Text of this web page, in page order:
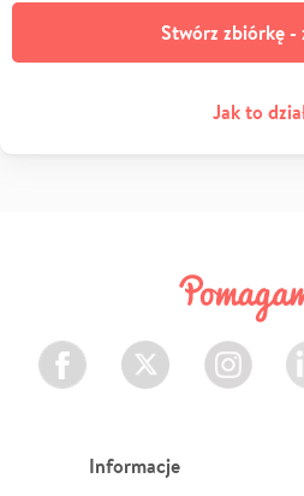
Stwórz zbiórkę -
Jak to
Facebook Twitter Instagram
Informacje